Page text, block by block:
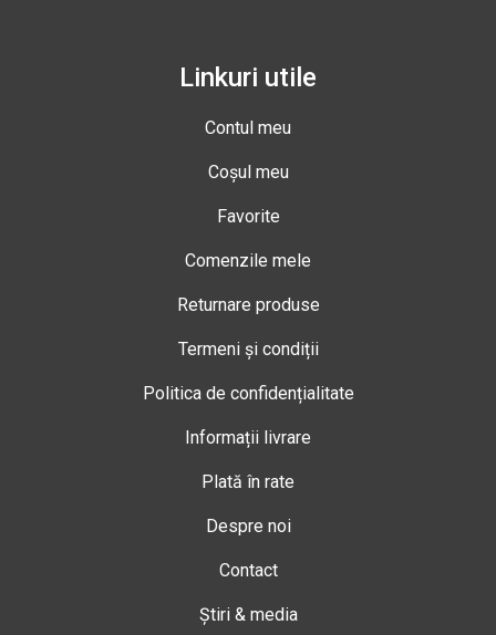
Linkuri utile
Contul meu
Coșul meu
Favorite
Comenzile mele
Returnare produse
Termeni și condiții
Politica de confidențialitate
Informații livrare
Plată în rate
Despre noi
Contact
Știri & media